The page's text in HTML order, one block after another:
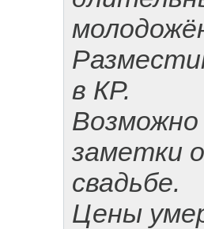
в КР.
Возможно
заметки
свадьбе.
Цены